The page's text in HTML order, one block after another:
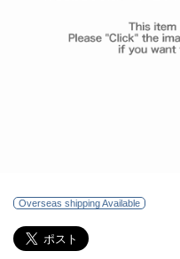
Overseas shipping Available